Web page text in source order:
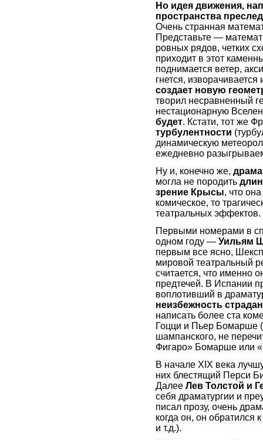
Но идея движения,
пространства
Очень странная
Представьте —
ровных рядов, четких
приходит в этот
поднимается ветер,
гнется, изворачивается
создает новую
творил несравненный
нестационарную
будет. Кстати, тот же
турбулентности
динамическую
ежедневно
Ну и, конечно же,
могла не породить
зрение Крысы, что
комическое, то
театральных эффектов.
Первыми номерами в
одном году — Уильям
первым все ясно,
мировой театральный
считается, что именно
предтечей. В Испании
воплотивший в
неизбежность
написать более ста
Гоцци и Пьер Бомарше
шампанского, не
Фигаро» Бомарше или
В начале XIX века
них блестящий Перси
Далее Лев Толстой и
себя драматургии и
писал прозу, очень
когда он, он обратился
и т.д.).